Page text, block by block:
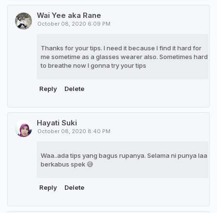
Wai Yee aka Rane
October 08, 2020 6:09 PM
Thanks for your tips. I need it because I find it hard for
me sometime as a glasses wearer also. Sometimes hard
to breathe now I gonna try your tips
Reply Delete
Hayati Suki
October 08, 2020 8:40 PM
Waa..ada tips yang bagus rupanya. Selama ni punya laa
berkabus spek 😅
Reply Delete